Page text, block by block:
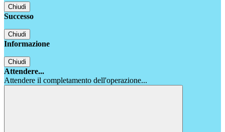
Chiudi
Successo
Chiudi
Informazione
Chiudi
Attendere...
Attendere il completamento dell'operazione...